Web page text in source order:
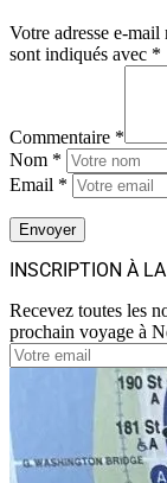
Votre adresse e-mail
sont indiqués avec *
Commentaire *
Nom *
Email *
INSCRIPTION À
Recevez toutes les
prochain voyage à